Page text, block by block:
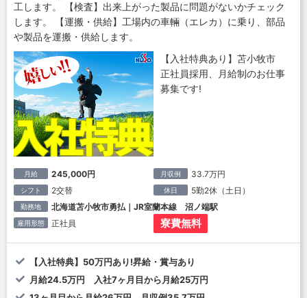
工します。 【検査】出来上がった製品に問題がないかチェック
します。 【運搬・供給】工場内の車輛（エレカ）に乗り、部品
や製品を運搬・供給します。
【入社特典あり】苫小牧市
正社員採用、月給制のお仕事
募集です!
月給 245,000円 月収例 33.7万円
シフト 2交替 休日 5勤2休（土日）
勤務地 北海道苫小牧市勇払｜JR室蘭本線 沼ノ端駅
雇用形態 正社員 寮費無料
【入社特典】50万円あり!昇給・賞与あり
月給24.5万円 入社7ヶ月目から月給25万円